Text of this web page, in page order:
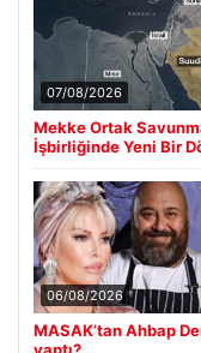
07/08/2026
Mekke Ortak
İşbirliğinde Yeni Bir
06/08/2026
MASAK’tan Ahbap